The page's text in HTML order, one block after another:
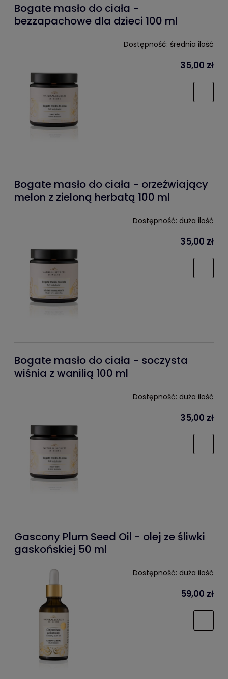
Bogate masło do ciała -
bezzapachowe dla dzieci 100 ml
Dostępność: średnia ilość
35,00 zł
Bogate masło do ciała - orzeźwiający
melon z zieloną herbatą 100 ml
Dostępność: duża ilość
35,00 zł
Bogate masło do ciała - soczysta
wiśnia z wanilią 100 ml
Dostępność: duża ilość
35,00 zł
Gascony Plum Seed Oil - olej ze śliwki
gaskońskiej 50 ml
Dostępność: duża ilość
59,00 zł